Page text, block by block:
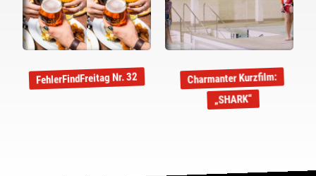
FehlerFindFreitag Nr. 32 Charmanter Kurzfilm:
„SHARK“